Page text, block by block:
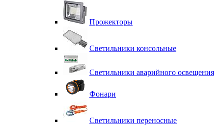
Прожекторы
Светильники консольные
Светильники аварийного освещения
Фонари
Светильники переносные